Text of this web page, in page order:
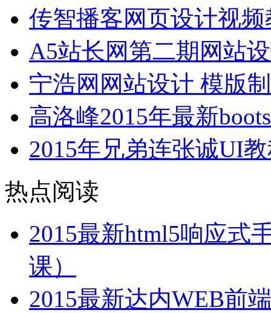
传智播客网页设计视
A5站长网第二期网站
宁浩网网站设计 模版
高洛峰2015年最新
2015年兄弟连张诚UI
热点阅读
2015最新html5响应式
课）
2015最新达内WEB前